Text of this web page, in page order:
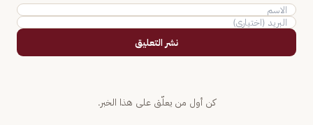
نشر التعليق
كن أول من يعلّق على هذا الخبر.